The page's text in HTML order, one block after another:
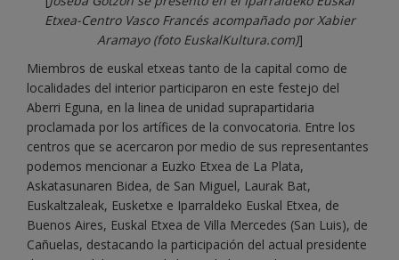
Etxea-Centro Vasco Francés acompañado por Xabier
Aramayo (foto EuskalKultura.com)]
Miembros de euskal etxeas tanto de la capital como de
localidades del interior participaron en este festejo del
Aberri Eguna, en la linea de unidad suprapartidaria
proclamada por los artífices de la convocatoria. Entre los
centros que se acercaron por medio de sus representantes
podemos mencionar a Euzko Etxea de La Plata,
Askatasunaren Bidea, de San Miguel, Laurak Bat,
Euskaltzaleak, Eusketxe e Iparraldeko Euskal Etxea, de
Buenos Aires, Euskal Etxea de Villa Mercedes (San Luis), de
Cañuelas, destacando la participación del actual presidente